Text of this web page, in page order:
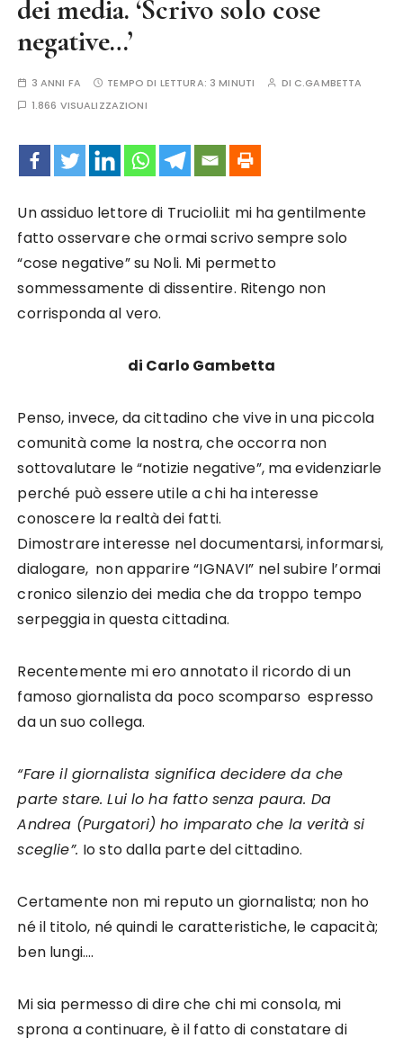
dei media. ‘Scrivo solo cose
negative…’
3 ANNI FA TEMPO DI LETTURA: 3 MINUTI DI C.GAMBETTA
1.866 VISUALIZZAZIONI
Un assiduo lettore di Trucioli.it mi ha gentilmente
fatto osservare che ormai scrivo sempre solo
“cose negative” su Noli. Mi permetto
sommessamente di dissentire. Ritengo non
corrisponda al vero.
di Carlo Gambetta
Penso, invece, da cittadino che vive in una piccola
comunità come la nostra, che occorra non
sottovalutare le “notizie negative”, ma evidenziarle
perché può essere utile a chi ha interesse
conoscere la realtà dei fatti.
Dimostrare interesse nel documentarsi, informarsi,
dialogare, non apparire “IGNAVI” nel subire l’ormai
cronico silenzio dei media che da troppo tempo
serpeggia in questa cittadina.
Recentemente mi ero annotato il ricordo di un
famoso giornalista da poco scomparso espresso
da un suo collega.
“Fare il giornalista significa decidere da che
parte stare. Lui lo ha fatto senza paura. Da
Andrea (Purgatori) ho imparato che la verità si
sceglie”. Io sto dalla parte del cittadino.
Certamente non mi reputo un giornalista; non ho
né il titolo, né quindi le caratteristiche, le capacità;
ben lungi….
Mi sia permesso di dire che chi mi consola, mi
sprona a continuare, è il fatto di constatare di